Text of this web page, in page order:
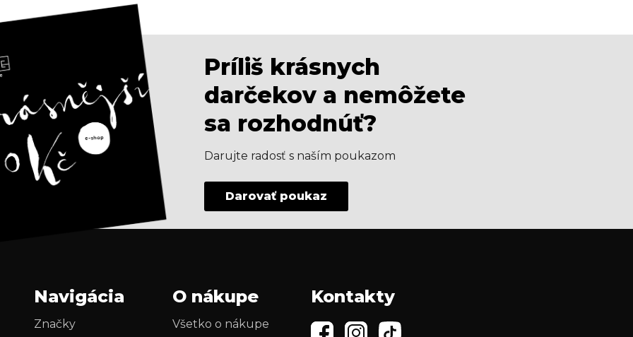
Príliš krásnych
darčekov a nemôžete
sa rozhodnúť?
Darujte radosť s naším poukazom
Darovať poukaz
Navigácia
Značky
O nákupe
Všetko o nákupe
Kontakty